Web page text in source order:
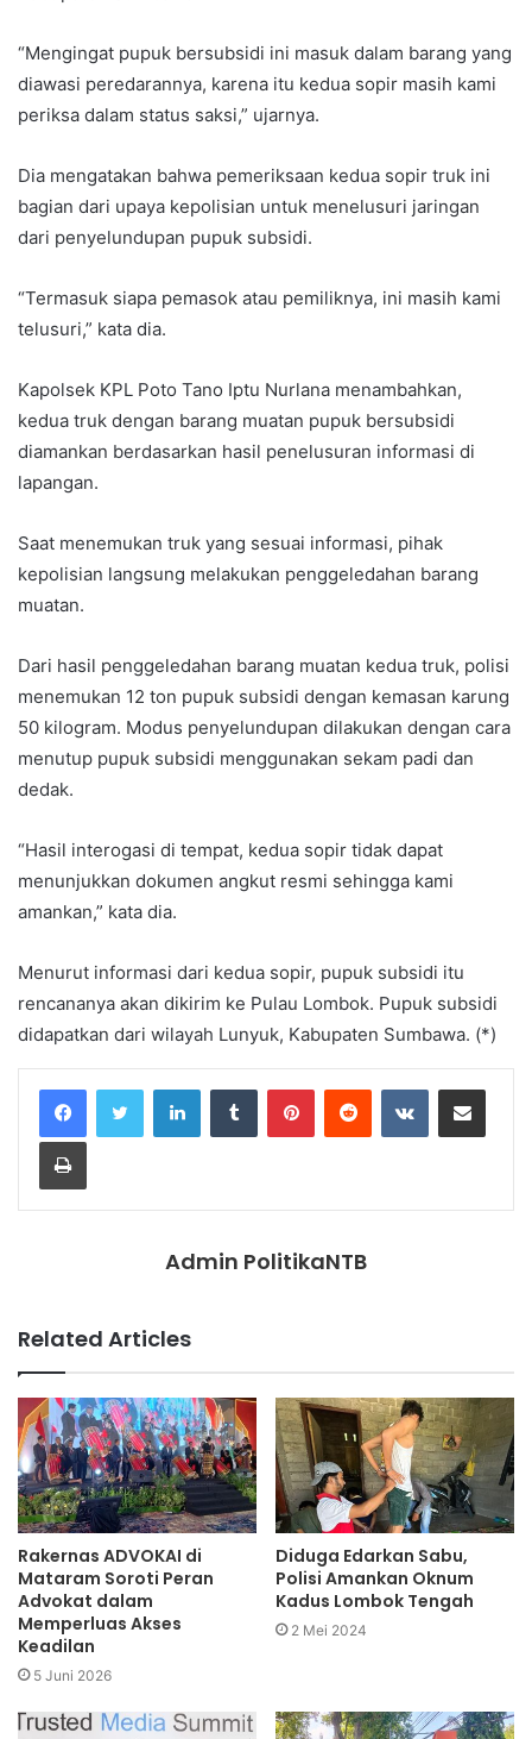
“Mengingat pupuk bersubsidi ini masuk dalam barang yang
diawasi peredarannya, karena itu kedua sopir masih kami
periksa dalam status saksi,” ujarnya.
Dia mengatakan bahwa pemeriksaan kedua sopir truk ini
bagian dari upaya kepolisian untuk menelusuri jaringan
dari penyelundupan pupuk subsidi.
“Termasuk siapa pemasok atau pemiliknya, ini masih kami
telusuri,” kata dia.
Kapolsek KPL Poto Tano Iptu Nurlana menambahkan,
kedua truk dengan barang muatan pupuk bersubsidi
diamankan berdasarkan hasil penelusuran informasi di
lapangan.
Saat menemukan truk yang sesuai informasi, pihak
kepolisian langsung melakukan penggeledahan barang
muatan.
Dari hasil penggeledahan barang muatan kedua truk, polisi
menemukan 12 ton pupuk subsidi dengan kemasan karung
50 kilogram. Modus penyelundupan dilakukan dengan cara
menutup pupuk subsidi menggunakan sekam padi dan
dedak.
“Hasil interogasi di tempat, kedua sopir tidak dapat
menunjukkan dokumen angkut resmi sehingga kami
amankan,” kata dia.
Menurut informasi dari kedua sopir, pupuk subsidi itu
rencananya akan dikirim ke Pulau Lombok. Pupuk subsidi
didapatkan dari wilayah Lunyuk, Kabupaten Sumbawa. (*)
LinkedInTumblr PinterestReddit VKontakteShare via Email
Print
Admin PolitikaNTB
Related Articles
Rakernas ADVOKAI di
Mataram Soroti Peran
Advokat dalam
Memperluas Akses
Keadilan
5 Juni 2026
Diduga Edarkan Sabu,
Polisi Amankan Oknum
Kadus Lombok Tengah
2 Mei 2024